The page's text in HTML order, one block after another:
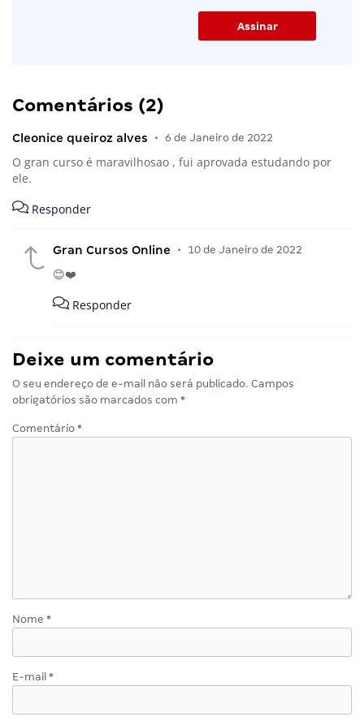
Comentários (2)
Cleonice queiroz alves • 6 de Janeiro de 2022
O gran curso é maravilhosao , fui aprovada estudando por
ele.
Responder
Gran Cursos Online • 10 de Janeiro de 2022
😊❤️
Responder
Deixe um comentário
O seu endereço de e-mail não será publicado. Campos
obrigatórios são marcados com *
Comentário *
Nome *
E-mail *